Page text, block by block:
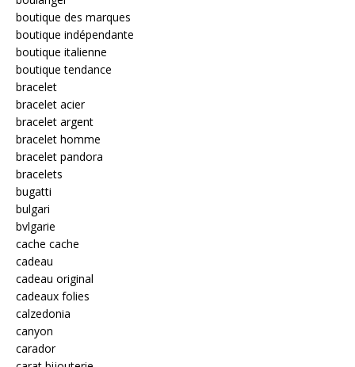
boutique des marques
boutique indépendante
boutique italienne
boutique tendance
bracelet
bracelet acier
bracelet argent
bracelet homme
bracelet pandora
bracelets
bugatti
bulgari
bvlgarie
cache cache
cadeau
cadeau original
cadeaux folies
calzedonia
canyon
carador